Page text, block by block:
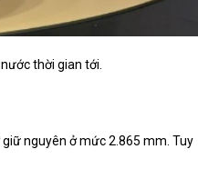
thời gian tới.
nguyên ở mức 2.865 mm. Tuy